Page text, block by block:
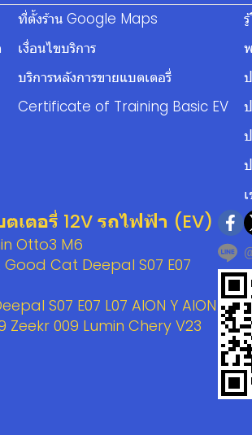
ที่ตั้งร้าน Google Maps
เงื่อนไขบริการ
บริการหลังการขายแบตเตอรี่
Certificate of Training Basic EV
ตอรี่ 12V รถไฟฟ้า (EV)
Otto3 M6
Good Cat Deepal S07 E07
S07 E07 L07 AION Y AION
Zeekr 009 Lumin Chery V23